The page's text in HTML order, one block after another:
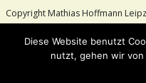
Copyright Mathias Hoffmann
Diese Website benutzt
nutzt, gehen wir von